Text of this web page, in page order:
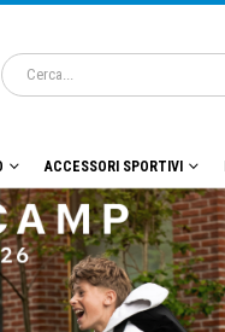
ACCESSORI SPORTIVI